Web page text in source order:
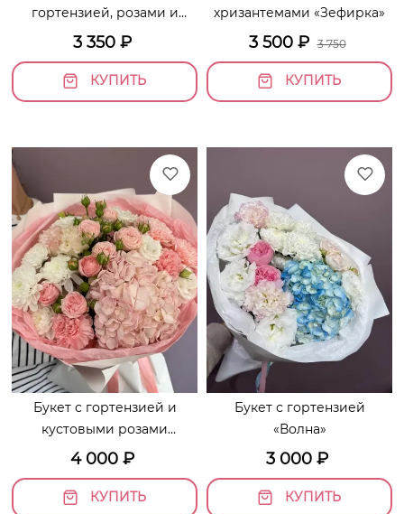
гортензией, розами и
хризантемами «Морской
3 350 ₽
КУПИТЬ
хризантемами «Зефирка»
3 500₽ 3 750
КУПИТЬ
Букет с гортензией и
кустовыми розами
«Миранда»
4 000 ₽
КУПИТЬ
Букет с гортензией
«Волна»
3 000 ₽
КУПИТЬ